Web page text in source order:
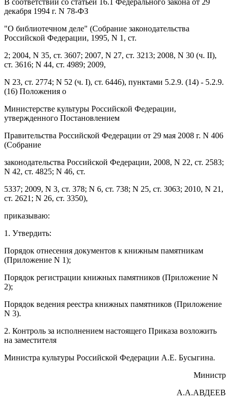
декабря 1994 г. N 78-ФЗ
"О библиотечном деле" (Собрание законодательства
Российской Федерации, 1995, N 1, ст.
2; 2004, N 35, ст. 3607; 2007, N 27, ст. 3213; 2008, N 30 (ч. II),
ст. 3616; N 44, ст. 4989; 2009,
N 23, ст. 2774; N 52 (ч. I), ст. 6446), пунктами 5.2.9. (14) - 5.2.9.
(16) Положения о
Министерстве культуры Российской Федерации,
утвержденного Постановлением
Правительства Российской Федерации от 29 мая 2008 г. N 406
(Собрание
законодательства Российской Федерации, 2008, N 22, ст. 2583;
N 42, ст. 4825; N 46, ст.
5337; 2009, N 3, ст. 378; N 6, ст. 738; N 25, ст. 3063; 2010, N 21,
ст. 2621; N 26, ст. 3350),
приказываю:
1. Утвердить:
Порядок отнесения документов к книжным памятникам
(Приложение N 1);
Порядок регистрации книжных памятников (Приложение N
2);
Порядок ведения реестра книжных памятников (Приложение
N 3).
2. Контроль за исполнением настоящего Приказа возложить
на заместителя
Министра культуры Российской Федерации А.Е. Бусыгина.
Министр
А.А.АВДЕЕВ